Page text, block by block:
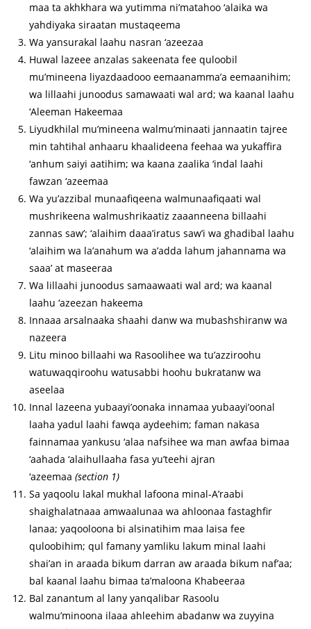
maa ta akhkhara wa yutimma ni’matahoo ‘alaika wa
yahdiyaka siraatan mustaqeema
Wa yansurakal laahu nasran ‘azeezaa
Huwal lazeee anzalas sakeenata fee quloobil
mu’mineena liyazdaadooo eemaanamma’a eemaanihim;
wa lillaahi junoodus samawaati wal ard; wa kaanal laahu
‘Aleeman Hakeemaa
Liyudkhilal mu’mineena walmu’minaati jannaatin tajree
min tahtihal anhaaru khaalideena feehaa wa yukaffira
‘anhum saiyi aatihim; wa kaana zaalika ‘indal laahi
fawzan ‘azeemaa
Wa yu’azzibal munaafiqeena walmunaafiqaati wal
mushrikeena walmushrikaatiz zaaanneena billaahi
zannas saw’; ‘alaihim daaa’iratus saw’i wa ghadibal laahu
‘alaihim wa la’anahum wa a’adda lahum jahannama wa
saaa’ at maseeraa
Wa lillaahi junoodus samaawaati wal ard; wa kaanal
laahu ‘azeezan hakeema
Innaaa arsalnaaka shaahi danw wa mubashshiranw wa
nazeera
Litu minoo billaahi wa Rasoolihee wa tu’azziroohu
watuwaqqiroohu watusabbi hoohu bukratanw wa
aseelaa
Innal lazeena yubaayi’oonaka innamaa yubaayi’oonal
laaha yadul laahi fawqa aydeehim; faman nakasa
fainnamaa yankusu ‘alaa nafsihee wa man awfaa bimaa
‘aahada ‘alaihullaaha fasa yu’teehi ajran
‘azeemaa(section 1)
Sa yaqoolu lakal mukhal lafoona minal-A’raabi
shaighalatnaaa amwaalunaa wa ahloonaa fastaghfir
lanaa; yaqooloona bi alsinatihim maa laisa fee
quloobihim; qul famany yamliku lakum minal laahi
shai’an in araada bikum darran aw araada bikum naf’aa;
bal kaanal laahu bimaa ta’maloona Khabeeraa
Bal zanantum al lany yanqalibar Rasoolu
walmu’minoona ilaaa ahleehim abadanw wa zuyyina